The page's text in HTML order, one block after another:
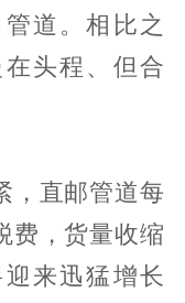
道。相比之
头程、但合
，直邮管道每
费，货量收缩
来迅猛增长